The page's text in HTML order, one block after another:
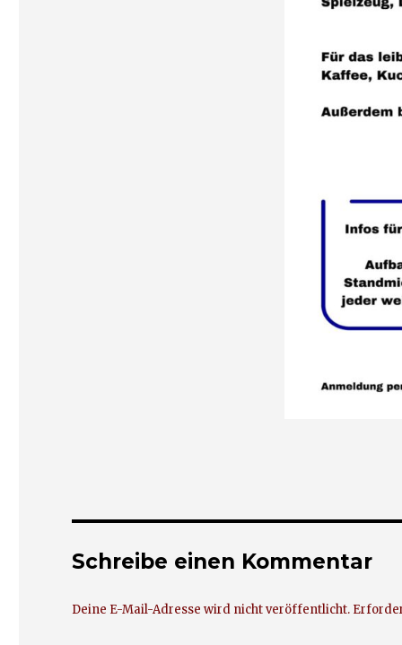
Schreibe einen Kommentar
Deine E-Mail-Adresse wird nicht veröffentlicht.